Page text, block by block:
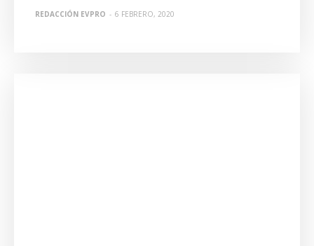
REDACCIÓN EVPRO - 6 FEBRERO, 2020